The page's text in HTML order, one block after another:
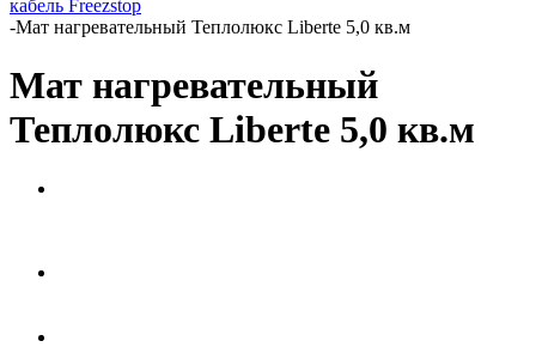
кабель Freezstop
-Мат нагревательный Теплолюкс Liberte 5,0 кв.м
Мат нагревательный
Теплолюкс Liberte 5,0 кв.м